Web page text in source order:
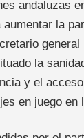
andaluzas
la
la
y el
en juego en